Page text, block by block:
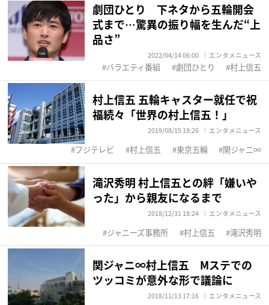
劇団ひとり 下ネタから五輪開会
式まで…驚異の振り幅を生んだ“上
品さ”
2022/04/14 06:00 エンタメニュース
バラエティ番組 劇団ひとり 村上信五
村上信五 五輪キャスター就任で祝
福続々「世界の村上信五！」
2019/08/15 19:26 エンタメニュース
フジテレビ 村上信五 東京五輪 関ジャニ∞
滝沢秀明 村上信五との絆「嫌いや
った」から親友になるまで
2018/12/31 18:24 エンタメニュース
ジャニーズ事務所 村上信五 滝沢秀明
関ジャニ∞村上信五 Mステでの
ツッコミが意外な形で議論に
2018/11/13 17:16 エンタメニュース